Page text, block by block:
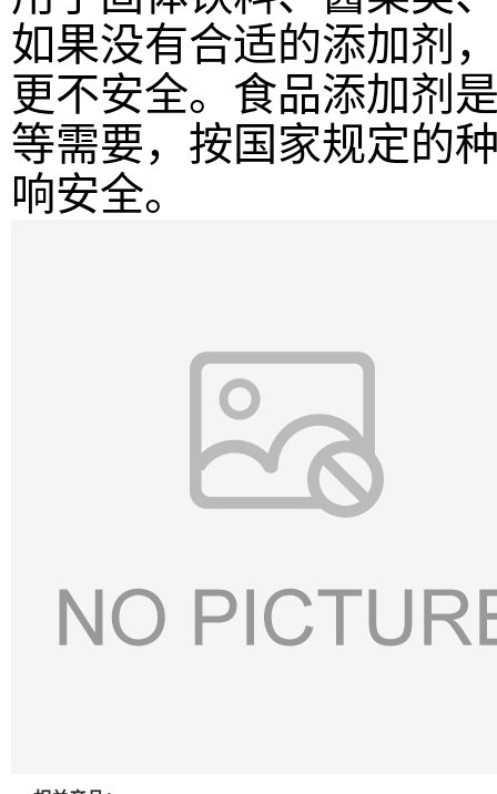
如果没有合适的添加剂
更不安全。食品添加剂
等需要，按国家规定的
响安全。